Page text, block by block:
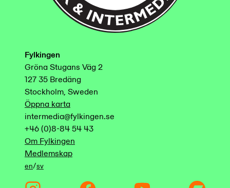
Fylkingen
Gröna Stugans Väg 2
127 35 Bredäng
Stockholm, Sweden
Öppna karta
intermedia@fylkingen.se
+46 (0)8-84 54 43
Om Fylkingen
Medlemskap
en/sv